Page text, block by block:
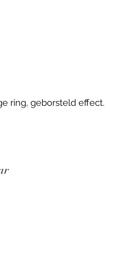
ring, geborsteld effect.